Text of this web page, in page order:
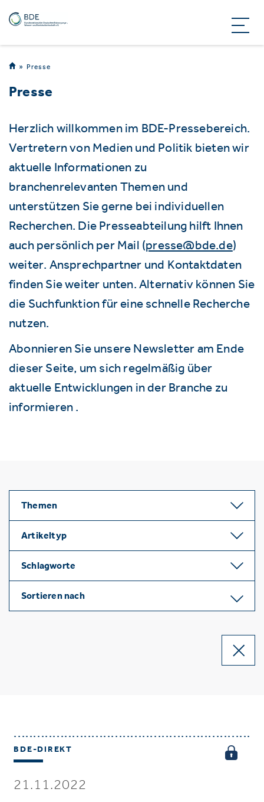
Presse
Presse
Herzlich willkommen im BDE-Pressebereich.
Vertretern von Medien und Politik bieten wir
aktuelle Informationen zu
branchenrelevanten Themen und
unterstützen Sie gerne bei individuellen
Recherchen. Die Presseabteilung hilft Ihnen
auch persönlich per Mail (presse@bde.de)
weiter. Ansprechpartner und Kontaktdaten
finden Sie weiter unten. Alternativ können Sie
die Suchfunktion für eine schnelle Recherche
nutzen.
Abonnieren Sie unsere Newsletter am Ende
dieser Seite, um sich regelmäßig über
aktuelle Entwicklungen in der Branche zu
informieren .
Themen
Artikeltyp
Schlagworte
Sortieren nach
BDE-DIREKT
21.11.2022